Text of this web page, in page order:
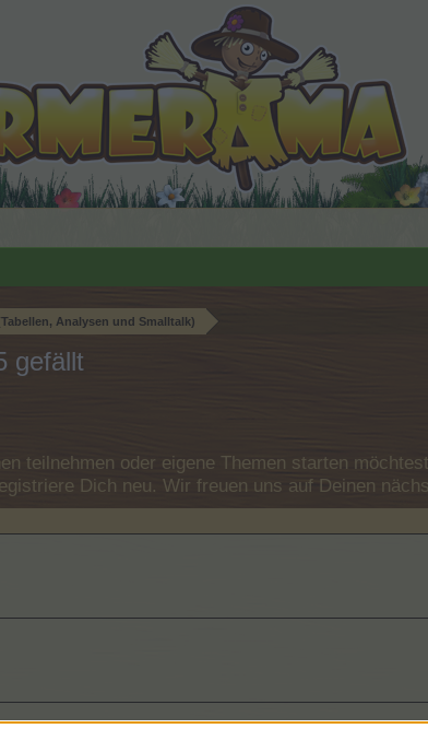
Analysen und Smalltalk)
gefällt
teilnehmen oder eigene Themen starten
Dich neu. Wir freuen uns auf Deinen